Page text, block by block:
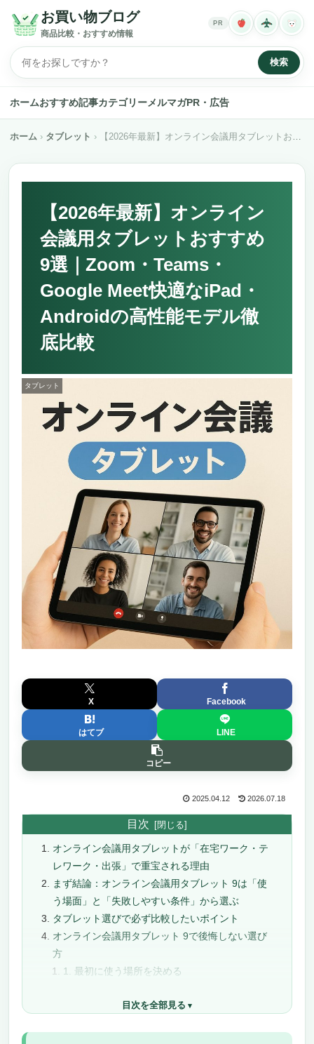
お買い物ブログ
商品比較・おすすめ情報
検索
PR
ホームおすすめ記事カテゴリーメルマガPR・広告
ホーム タブレット 【2026年最新】オンライン会議用タブレットおすすめ9選｜Zoom・Teams・Google Meet快適なiPad・Androidの高性能モデル徹底比較
【2026年最新】オンライン
会議用タブレットおすすめ
9選｜Zoom・Teams・
Google Meet快適なiPad・
Androidの高性能モデル徹
底比較
タブレット
X Facebook
はてブ LINE
コピー
2025.04.12 2026.07.18
目次
オンライン会議用タブレットが「在宅ワーク・テ
レワーク・出張」で重宝される理由
まず結論：オンライン会議用タブレット 9は「使
う場面」と「失敗しやすい条件」から選ぶ
タブレット選びで必ず比較したいポイント
オンライン会議用タブレット 9で後悔しない選び
方
1. 最初に使う場所を決める
3. レビューは不満点から読む
目次を全部見る